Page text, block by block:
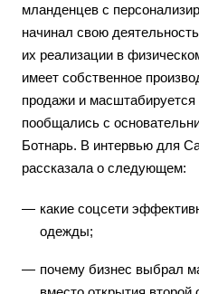
мланденцев с
начинал свою
их реализации в
имеет собственное
продажи и
пообщались с
Ботнарь. В интервью для
рассказала о следующем:
какие соцсети
одежды;
почему бизнес выбрал